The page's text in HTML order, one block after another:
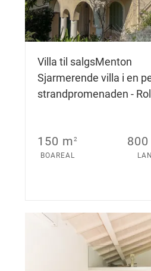
Villa til salgsMenton
Sjarmerende villa i en
strandpromenaden -
150 m2
BOAREAL